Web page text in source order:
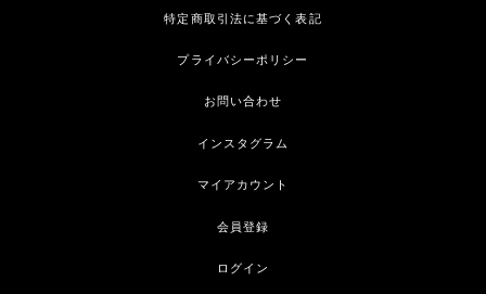
特定商取引法に基づく表記
プライバシーポリシー
お問い合わせ
インスタグラム
マイアカウント
会員登録
ログイン